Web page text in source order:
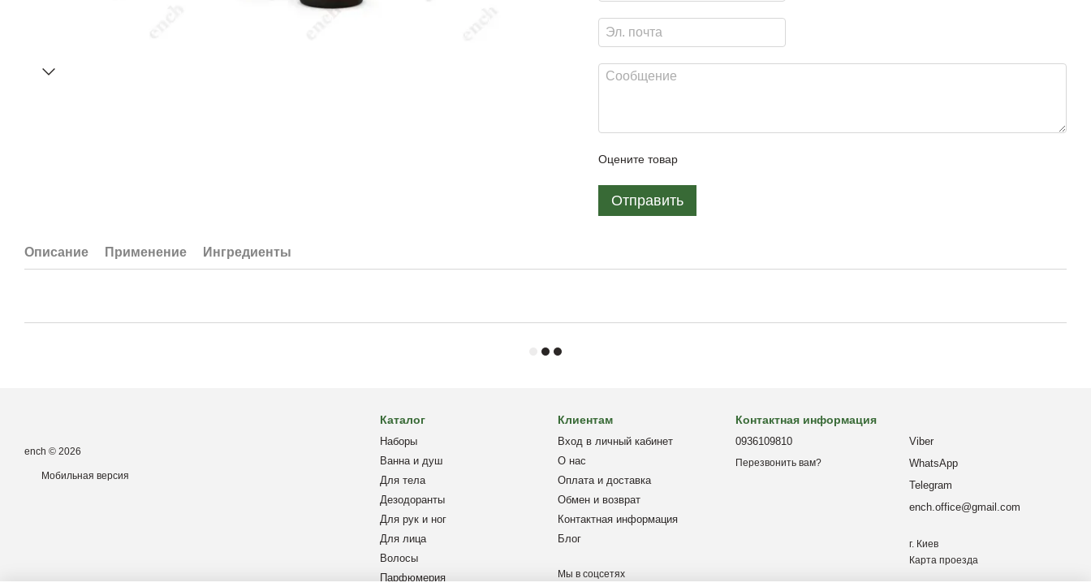
Оцените товар
Отправить
Описание Применение Ингредиенты
ench © 2026
Мобильная версия
Каталог
Наборы
Ванна и душ
Для тела
Дезодоранты
Для рук и ног
Для лица
Волосы
Парфюмерия
Клиентам
Вход в личный кабинет
О нас
Оплата и доставка
Обмен и возврат
Контактная информация
Блог
Мы в соцсетях
Контактная информация
0936109810
Перезвонить вам?
Viber
WhatsApp
Telegram
ench.office@gmail.com
г. Киев
Карта проезда